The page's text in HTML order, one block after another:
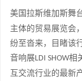
美国拉斯维加斯舞
主体的贸易展览会
纷至沓来，目睹该
音响展LDI SHOW相
互交流行业的最新